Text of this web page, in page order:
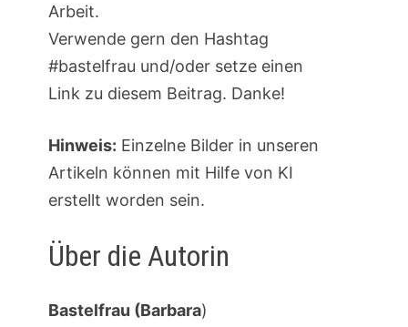
Arbeit.
Verwende gern den Hashtag
#bastelfrau und/oder setze einen
Link zu diesem Beitrag. Danke!
Hinweis: Einzelne Bilder in unseren
Artikeln können mit Hilfe von KI
erstellt worden sein.
Über die Autorin
Bastelfrau (Barbara)